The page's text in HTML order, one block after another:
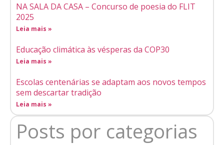
NA SALA DA CASA – Concurso de poesia do FLIT
2025
Leia mais »
Educação climática às vésperas da COP30
Leia mais »
Escolas centenárias se adaptam aos novos tempos
sem descartar tradição
Leia mais »
Posts por categorias